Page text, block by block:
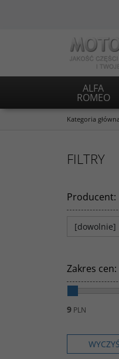
ALFA
ROMEO
Kategoria główna
FILTRY
Producent:
Zakres cen:
9 PLN